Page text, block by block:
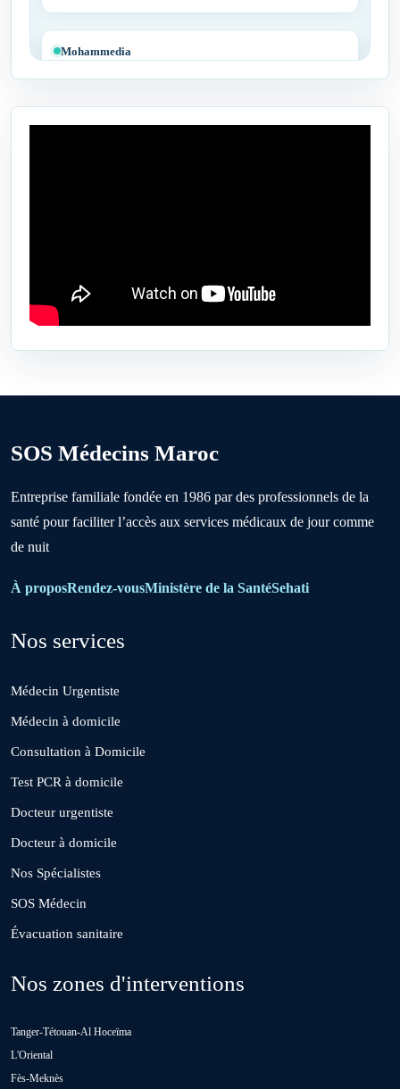
Mohammedia
Tit Mellil
Ben Ahmed
Boujniba
Boulanouare
Bouznika
Deroua
El Borouj
El Gara
Guisser
Hattane
Khouribga
Loulad
SOS Médecins Maroc
Entreprise familiale fondée en 1986 par des professionnels de la
santé pour faciliter l’accès aux services médicaux de jour comme
de nuit
À proposRendez-vousMinistère de la SantéSehati
Nos services
Médecin Urgentiste
Médecin à domicile
Consultation à Domicile
Test PCR à domicile
Docteur urgentiste
Docteur à domicile
Nos Spécialistes
SOS Médecin
Évacuation sanitaire
Nos zones d'interventions
Tanger-Tétouan-Al Hoceïma
L'Oriental
Fès-Meknès